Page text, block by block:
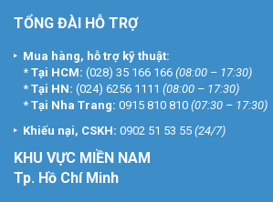
TỔNG ĐÀI HỖ TRỢ
Mua hàng, hỗ trợ kỹ thuật:
* Tại HCM: (028) 35 166 166 (08:00 – 17:30)
* Tại HN: (024) 6256 1111 (08:00 – 17:30)
* Tại Nha Trang: 0915 810 810 (07:30 – 17:30)
Khiếu nại, CSKH: 0902 51 53 55 (24/7)
KHU VỰC MIỀN NAM
Tp. Hồ Chí Minh